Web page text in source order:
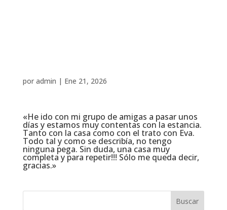
por admin | Ene 21, 2026
«He ido con mi grupo de amigas a pasar unos
días y estamos muy contentas con la estancia.
Tanto con la casa como con el trato con Eva.
Todo tal y como se describía, no tengo
ninguna pega. Sin duda, una casa muy
completa y para repetir!!! Sólo me queda decir,
gracias.»
Buscar